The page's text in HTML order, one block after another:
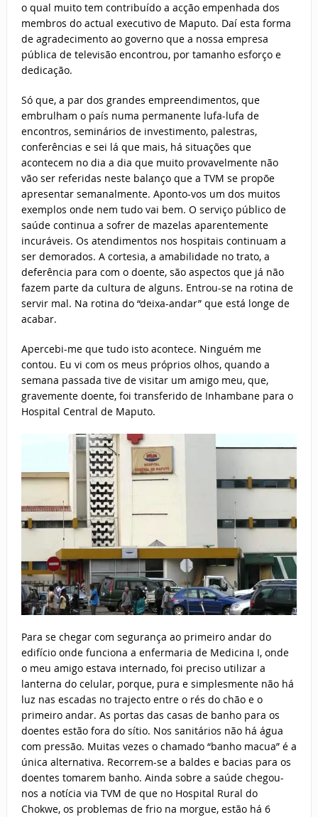
o qual muito tem contribuído a acção empenhada dos
membros do actual executivo de Maputo. Daí esta forma
de agradecimento ao governo que a nossa empresa
pública de televisão encontrou, por tamanho esforço e
dedicação.
Só que, a par dos grandes empreendimentos, que
embrulham o país numa permanente lufa-lufa de
encontros, seminários de investimento, palestras,
conferências e sei lá que mais, há situações que
acontecem no dia a dia que muito provavelmente não
vão ser referidas neste balanço que a TVM se propõe
apresentar semanalmente. Aponto-vos um dos muitos
exemplos onde nem tudo vai bem. O serviço público de
saúde continua a sofrer de mazelas aparentemente
incuráveis. Os atendimentos nos hospitais continuam a
ser demorados. A cortesia, a amabilidade no trato, a
deferência para com o doente, são aspectos que já não
fazem parte da cultura de alguns. Entrou-se na rotina de
servir mal. Na rotina do “deixa-andar” que está longe de
acabar.
Apercebi-me que tudo isto acontece. Ninguém me
contou. Eu vi com os meus próprios olhos, quando a
semana passada tive de visitar um amigo meu, que,
gravemente doente, foi transferido de Inhambane para o
Hospital Central de Maputo.
Para se chegar com segurança ao primeiro andar do
edifício onde funciona a enfermaria de Medicina I, onde
o meu amigo estava internado, foi preciso utilizar a
lanterna do celular, porque, pura e simplesmente não há
luz nas escadas no trajecto entre o rés do chão e o
primeiro andar. As portas das casas de banho para os
doentes estão fora do sítio. Nos sanitários não há água
com pressão. Muitas vezes o chamado “banho macua” é a
única alternativa. Recorrem-se a baldes e bacias para os
doentes tomarem banho. Ainda sobre a saúde chegou-
nos a notícia via TVM de que no Hospital Rural do
Chokwe, os problemas de frio na morgue, estão há 6